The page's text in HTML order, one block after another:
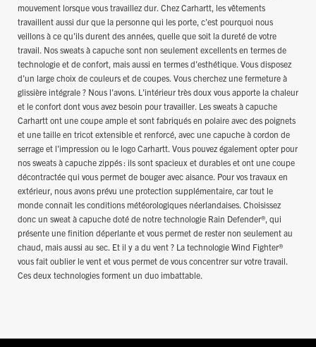
mouvement lorsque vous travaillez dur. Chez Carhartt, les vêtements
travaillent aussi dur que la personne qui les porte, c'est pourquoi nous
veillons à ce qu'ils durent des années, quelle que soit la dureté de votre
travail. Nos sweats à capuche sont non seulement excellents en termes de
technologie et de confort, mais aussi en termes d'esthétique. Vous disposez
d'un large choix de couleurs et de coupes. Vous cherchez une fermeture à
glissière intégrale ? Nous l'avons. L'intérieur très doux vous apporte la chaleur
et le confort dont vous avez besoin pour travailler. Les sweats à capuche
Carhartt ont une coupe ample et sont fabriqués en polaire avec des poignets
et une taille en tricot extensible et renforcé, avec une capuche à cordon de
serrage et l'impression ou le logo Carhartt. Vous pouvez également opter pour
nos sweats à capuche zippés : ils sont spacieux et durables et ont une coupe
décontractée qui vous permet de bouger avec aisance. Pour vos travaux en
extérieur, nous avons prévu une protection supplémentaire, car tout le
monde connaît les conditions météorologiques néerlandaises. Choisissez
donc un sweat à capuche doté de notre technologie Rain Defender®, qui
présente une finition déperlante et vous permet de rester non seulement au
chaud, mais aussi au sec. Et il y a du vent ? La technologie Wind Fighter®
vous fait oublier le vent et vous permet de vous concentrer sur votre travail.
Ces deux technologies forment un duo imbattable.